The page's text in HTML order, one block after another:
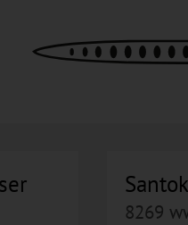
8269